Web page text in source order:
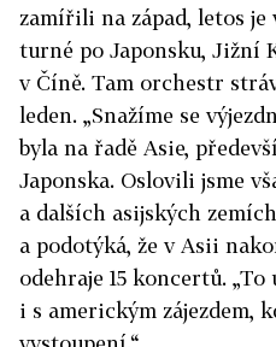
zamířili na západ, letos
turné po Japonsku, Jižní
v Číně. Tam orchestr
leden. „Snažíme se
byla na řadě Asie,
Japonska. Oslovili jsme
a dalších asijských
a podotýká, že v Asii
odehraje 15 koncertů.
i s americkým zájezdem,